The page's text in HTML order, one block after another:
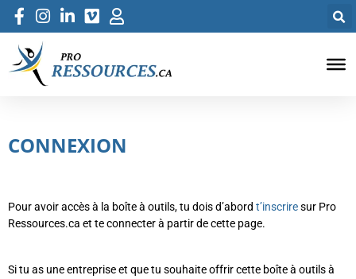
CONNEXION
Pour avoir accès à la boîte à outils, tu dois d’abord t’inscriresur Pro
Ressources.ca et te connecter à partir de cette page.
Si tu as une entreprise et que tu souhaite offrir cette boîte à outils à